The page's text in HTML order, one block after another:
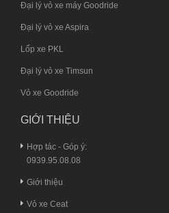
Đại lý vỏ xe máy Goodride
Đại lý vỏ xe Aspira
Lốp xe PKL
Đại lý vỏ xe Timsun
Vỏ xe Goodride
GIỚI THIỆU
Hợp tác - Góp ý:
0939.95.08.08
Giới thiệu
Vỏ xe Ceat